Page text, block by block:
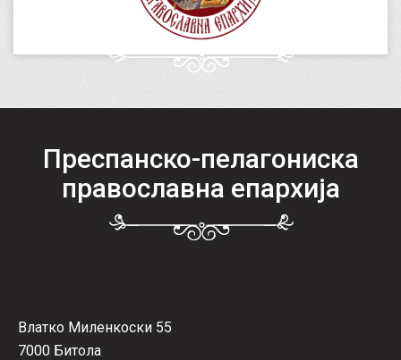
Преспанско-пелагониска
православна епархија
Влатко Миленкоски 55
7000 Битола